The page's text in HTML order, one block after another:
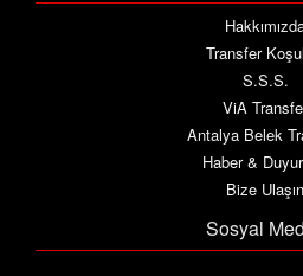
Transfer
S.S.S.
ViA
Antalya Belek
Haber &
Bize Ulaşın
Sosyal